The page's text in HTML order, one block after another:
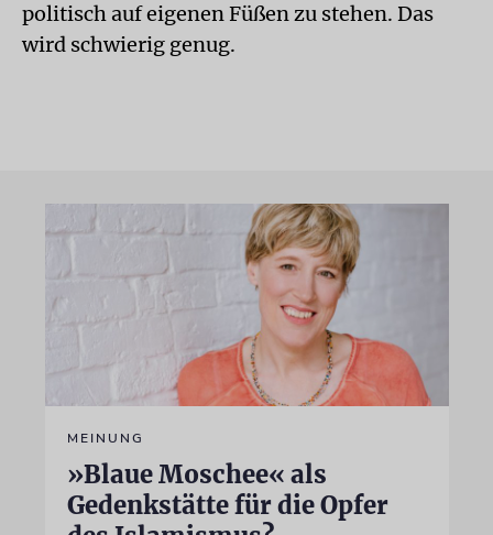
politisch auf eigenen Füßen zu stehen. Das
wird schwierig genug.
MEINUNG
»Blaue Moschee« als
Gedenkstätte für die Opfer